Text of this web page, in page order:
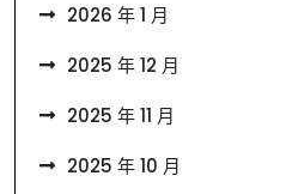
2026 年 1 月
2025 年 12 月
2025 年 11 月
2025 年 10 月